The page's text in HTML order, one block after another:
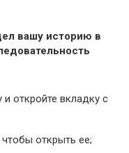
вашу историю в
откройте вкладку с
открыть ее;